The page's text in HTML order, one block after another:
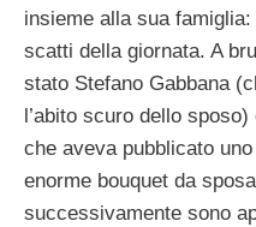
insieme alla sua
scatti della giornata. A
stato Stefano Gabbana
l’abito scuro dello
che aveva pubblicato
enorme bouquet da
successivamente sono